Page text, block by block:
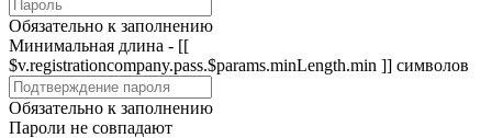
Обязательно к заполнению
Минимальная длина - [[
$v.registrationcompany.pass.$params.minLength.min ]] символов
Обязательно к заполнению
Пароли не совпадают